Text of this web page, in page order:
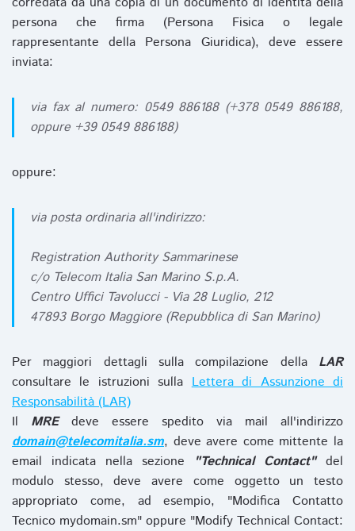
persona che firma (Persona Fisica o legale
rappresentante della Persona Giuridica), deve essere
inviata:
via fax al numero: 0549 886188 (+378 0549 886188,
oppure +39 0549 886188)
oppure:
via posta ordinaria all'indirizzo:
Registration Authority Sammarinese
c/o Telecom Italia San Marino S.p.A.
Centro Uffici Tavolucci - Via 28 Luglio, 212
47893 Borgo Maggiore (Repubblica di San Marino)
Per maggiori dettagli sulla compilazione della LAR
consultare le istruzioni sullaLettera di Assunzione di
Responsabilità (LAR)
Il MREdeve essere spedito via mail all'indirizzo
domain@telecomitalia.sm, deve avere come mittente la
email indicata nella sezione
"Technical Contact"del
modulo stesso, deve avere come oggetto un testo
appropriato come, ad esempio, "Modifica Contatto
Tecnico mydomain.sm" oppure "Modify Technical Contact: